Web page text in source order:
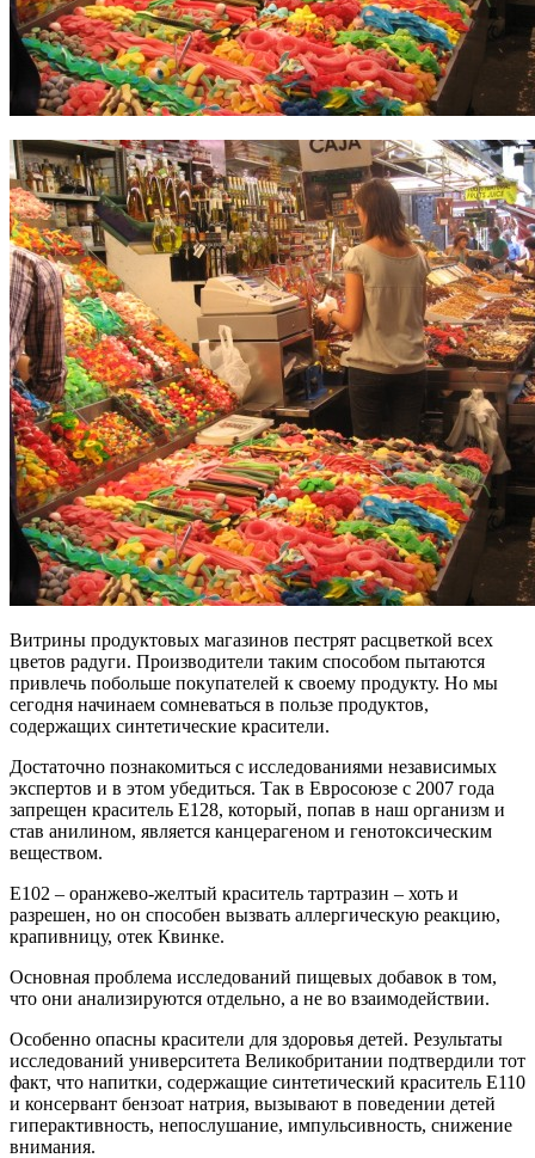
Витрины продуктовых магазинов пестрят расцветкой всех
цветов радуги. Производители таким способом пытаются
привлечь побольше покупателей к своему продукту. Но мы
сегодня начинаем сомневаться в пользе продуктов,
содержащих синтетические красители.
Достаточно познакомиться с исследованиями независимых
экспертов и в этом убедиться. Так в Евросоюзе с 2007 года
запрещен краситель Е128, который, попав в наш организм и
став анилином, является канцерагеном и генотоксическим
веществом.
Е102 – оранжево-желтый краситель тартразин – хоть и
разрешен, но он способен вызвать аллергическую реакцию,
крапивницу, отек Квинке.
Основная проблема исследований пищевых добавок в том,
что они анализируются отдельно, а не во взаимодействии.
Особенно опасны красители для здоровья детей. Результаты
исследований университета Великобритании подтвердили тот
факт, что напитки, содержащие синтетический краситель Е110
и консервант бензоат натрия, вызывают в поведении детей
гиперактивность, непослушание, импульсивность, снижение
внимания.